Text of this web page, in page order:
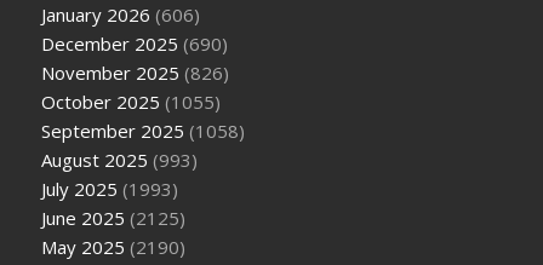
January 2026 (606)
December 2025 (690)
November 2025 (826)
October 2025 (1055)
September 2025 (1058)
August 2025 (993)
July 2025 (1993)
June 2025 (2125)
May 2025 (2190)